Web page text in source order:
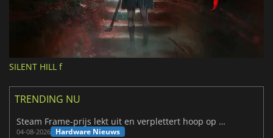
SILENT HILL f
TRENDING NU
Steam Frame-prijs lekt uit en verplettert hoop op betaalbare VR
04-08-2026 Hardware Nieuws